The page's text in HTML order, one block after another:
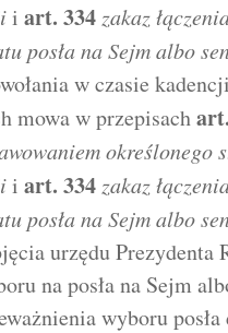
i art. 334 zakaz
posła na Sejm albo
w czasie
mowa w przepisachart.
określonego
i art. 334 zakaz
posła na Sejm albo
urzędu Prezydenta
na posła na Sejm
wyboru